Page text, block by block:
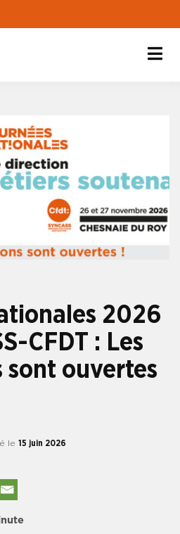
2026
CFDT : Les
sont ouvertes
le 15 juin 2026